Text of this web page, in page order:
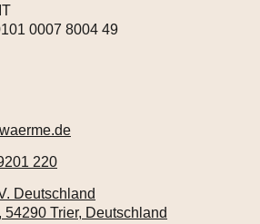
0007 8004 49
220
Deutschland
54290 Trier, Deutschland